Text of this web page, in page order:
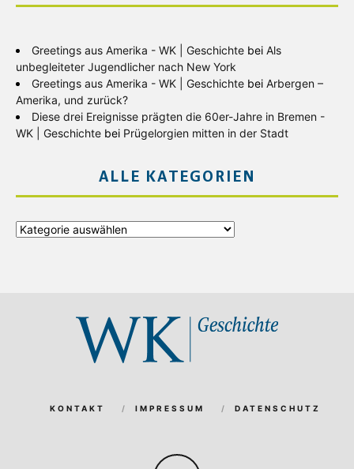
Greetings aus Amerika - WK | Geschichte bei Als
unbegleiteter Jugendlicher nach New York
Greetings aus Amerika - WK | Geschichte bei Arbergen –
Amerika, und zurück?
Diese drei Ereignisse prägten die 60er-Jahre in Bremen -
WK | Geschichte bei Prügelorgien mitten in der Stadt
ALLE KATEGORIEN
Alle
KONTAKT IMPRESSUM DATENSCHUTZ